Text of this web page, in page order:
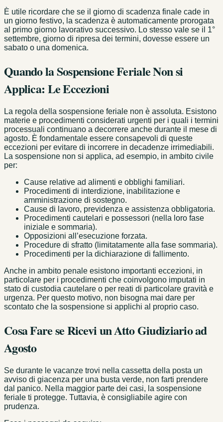
È utile ricordare che se il giorno di scadenza finale cade in
un giorno festivo, la scadenza è automaticamente prorogata
al primo giorno lavorativo successivo. Lo stesso vale se il 1°
settembre, giorno di ripresa dei termini, dovesse essere un
sabato o una domenica.
Quando la Sospensione Feriale Non si
Applica: Le Eccezioni
La regola della sospensione feriale non è assoluta. Esistono
materie e procedimenti considerati urgenti per i quali i termini
processuali continuano a decorrere anche durante il mese di
agosto. È fondamentale essere consapevoli di queste
eccezioni per evitare di incorrere in decadenze irrimediabili.
La sospensione non si applica, ad esempio, in ambito civile
per:
Cause relative ad alimenti e obblighi familiari.
Procedimenti di interdizione, inabilitazione e
amministrazione di sostegno.
Cause di lavoro, previdenza e assistenza obbligatoria.
Procedimenti cautelari e possessori (nella loro fase
iniziale e sommaria).
Opposizioni all’esecuzione forzata.
Procedure di sfratto (limitatamente alla fase sommaria).
Procedimenti per la dichiarazione di fallimento.
Anche in ambito penale esistono importanti eccezioni, in
particolare per i procedimenti che coinvolgono imputati in
stato di custodia cautelare o per reati di particolare gravità e
urgenza. Per questo motivo, non bisogna mai dare per
scontato che la sospensione si applichi al proprio caso.
Cosa Fare se Ricevi un Atto Giudiziario ad
Agosto
Se durante le vacanze trovi nella cassetta della posta un
avviso di giacenza per una busta verde, non farti prendere
dal panico. Nella maggior parte dei casi, la sospensione
feriale ti protegge. Tuttavia, è consigliabile agire con
prudenza.